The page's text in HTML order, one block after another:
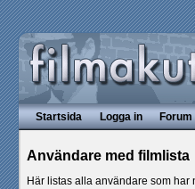
Startsida Logga in Forum
Användare med filmlista
Här listas alla användare som